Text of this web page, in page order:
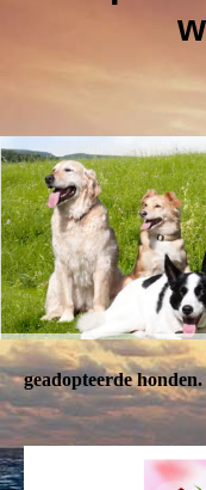
geadopteerde honden.